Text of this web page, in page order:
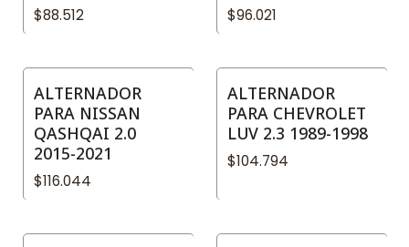
$88.512 $96.021
ALTERNADOR
PARA NISSAN
QASHQAI 2.0
2015-2021
$116.044
ALTERNADOR
PARA CHEVROLET
LUV 2.3 1989-1998
$104.794